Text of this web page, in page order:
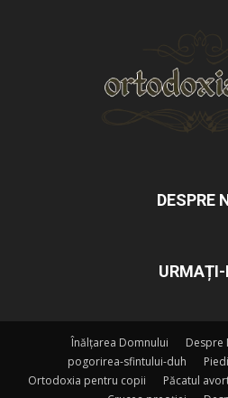
DESPRE
URMAȚI-
Înălțarea Domnului
Despre
pogorirea-sfintului-duh
Ortodoxia pentru copii
Păcatul